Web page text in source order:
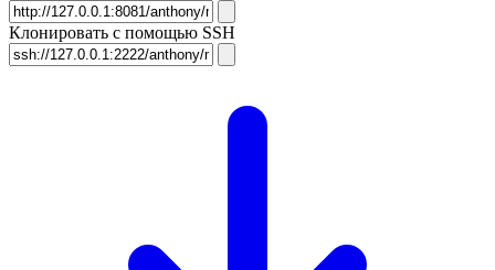
Клонировать c помощью SSH